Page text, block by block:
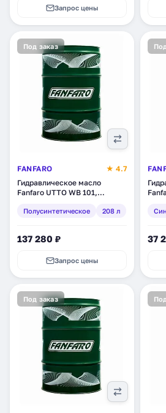
Запрос цены
Под заказ
FANFARO
★ 4.7
Гидравлическое масло
Fanfaro UTTO WB 101,
(1721-2)
Полусинтетическое 208 л
137 280 ₽
Запрос цены
37
Под заказ